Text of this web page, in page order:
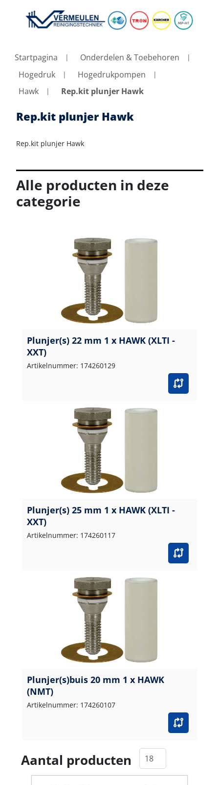
Startpagina
Onderdelen & Toebehoren
Hogedruk
Hogedrukpompen
Hawk
Rep.kit plunjer Hawk
Rep.kit plunjer Hawk
Rep.kit plunjer Hawk
Alle producten in deze
categorie
Plunjer(s) 22 mm 1 x HAWK (XLTI -
XXT)
Artikelnummer: 174260129
Plunjer(s) 25 mm 1 x HAWK (XLTI -
XXT)
Artikelnummer: 174260117
Plunjer(s)buis 20 mm 1 x HAWK
(NMT)
Artikelnummer: 174260107
Aantal producten